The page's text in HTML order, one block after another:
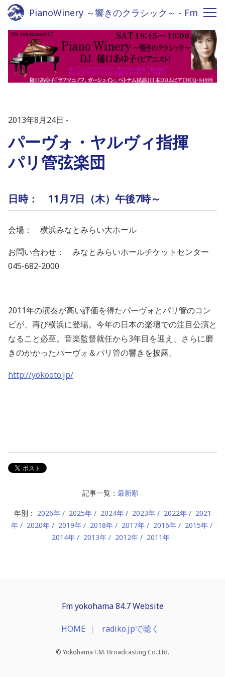
PianoWinery ～響きのクラシック～ - Fm
yokohama 84.7
2013年8月24日
パーヴォ・ヤルヴィ指揮
パリ管弦楽団
日時： 11月7日（木）午後7時～
会場： 横浜みなとみらい大ホール
お問い合わせ： みなとみらいホールチケットセンター
045-682-2000
2011年の演奏が高い評価を得たパーヴォとパリ管のコン
ビが、再び横浜に登場。今年の日本の楽壇での注目公演と
なること必至。音楽監督就任から3年目を迎え、さらに磨
きのかかったパーヴォ＆パリ管の響きを披露。
http://yokooto.jp/
記事一覧： 最新順
年別： 2026年 2025年 2024年 2023年 2022年
2021
年
2020年 2019年 2018年 2017年 2016年
2015年
2014年
2013年 2012年 2011年
Fm yokohama 84.7 Website
HOME radiko.jpで聴く
© Yokohama F.M. Broadcasting Co.,Ltd.